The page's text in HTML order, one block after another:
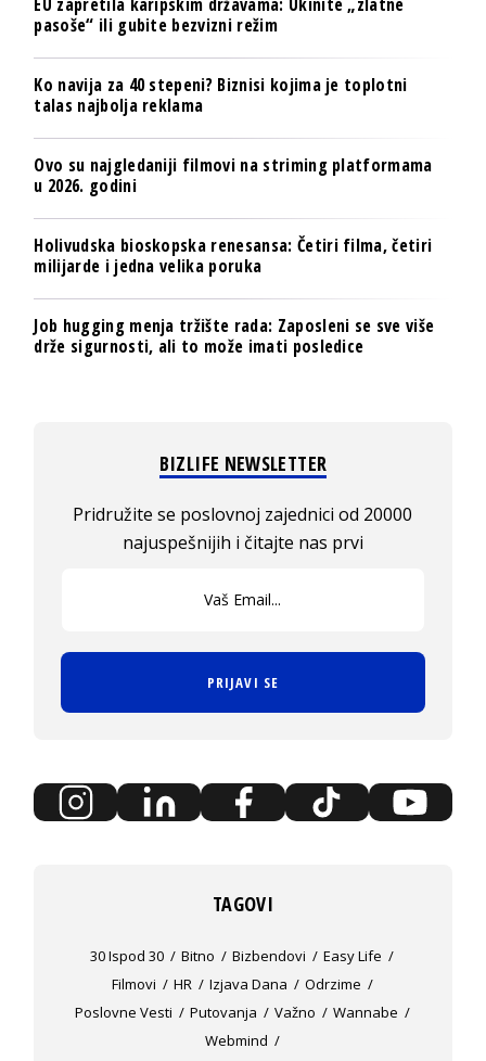
pasoše“ ili gubite bezvizni režim
Ko navija za 40 stepeni? Biznisi kojima je toplotni
talas najbolja reklama
Ovo su najgledaniji filmovi na striming platformama
u 2026. godini
Holivudska bioskopska renesansa: Četiri filma, četiri
milijarde i jedna velika poruka
Job hugging menja tržište rada: Zaposleni se sve više
drže sigurnosti, ali to može imati posledice
BIZLIFE NEWSLETTER
Pridružite se poslovnoj zajednici od 20000
najuspešnijih i čitajte nas prvi
PRIJAVI SE
TAGOVI
30 Ispod 30 Bitno Bizbendovi
Easy Life
Filmovi
HR Izjava Dana
Odrzime
Poslovne Vesti
Putovanja Važno
Wannabe
Webmind